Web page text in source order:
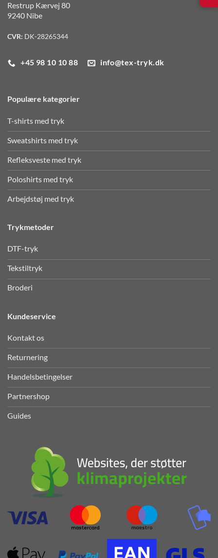
Restrup Kærvej 80
9240 Nibe
CVR: DK-28265344
+45 98 10 10 88 info@tex-tryk.dk
Populære kategorier
T-shirts med tryk
Sweatshirts med tryk
Refleksveste med tryk
Poloshirts med tryk
Arbejdstøj med tryk
Trykmetoder
DTF-tryk
Tekstiltryk
Broderi
Kundeservice
Kontakt os
Returnering
Handelsbetingelser
Partnershop
Guides